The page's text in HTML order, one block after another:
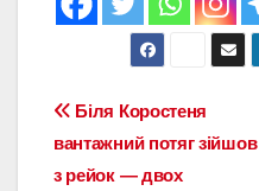
Навигация
по
Біля Коростеня
вантажний потяг зійшов
з рейок — двох